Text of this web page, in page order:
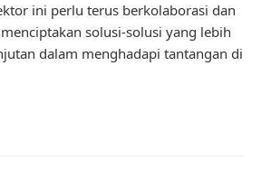
ini perlu terus berkolaborasi dan
solusi-solusi yang lebih
dalam menghadapi tantangan di